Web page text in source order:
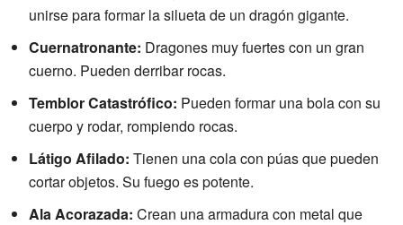
unirse para formar la silueta de un dragón gigante.
Cuernatronante: Dragones muy fuertes con un gran
cuerno. Pueden derribar rocas.
Temblor Catastrófico: Pueden formar una bola con su
cuerpo y rodar, rompiendo rocas.
Látigo Afilado: Tienen una cola con púas que pueden
cortar objetos. Su fuego es potente.
Ala Acorazada: Crean una armadura con metal que